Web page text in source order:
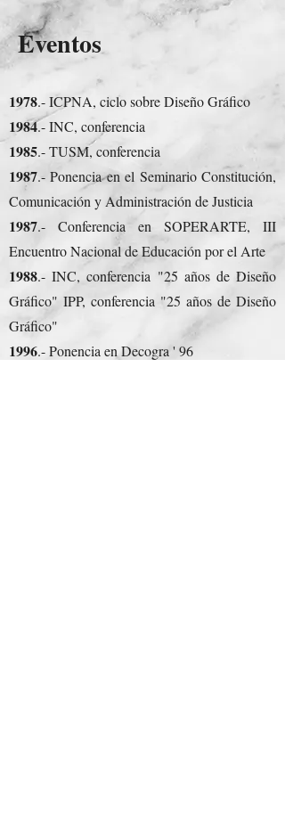
Eventos
1978.- ICPNA, ciclo sobre Diseño Gráfico
1984.- INC, conferencia
1985.- TUSM, conferencia
1987.- Ponencia en el Seminario Constitución,
Comunicación y Administración de Justicia
1987.- Conferencia en SOPERARTE, III
Encuentro Nacional de Educación por el Arte
1988.- INC, conferencia "25 años de Diseño
Gráfico" IPP, conferencia "25 años de Diseño
Gráfico"
1996.- Ponencia en Decogra ' 96